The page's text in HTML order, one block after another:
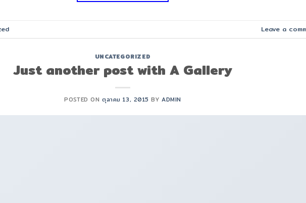
Leave a
UNCATEGORIZED
Just another post with A Gallery
POSTED ONตุลาคม 13, 2015 BYADMIN